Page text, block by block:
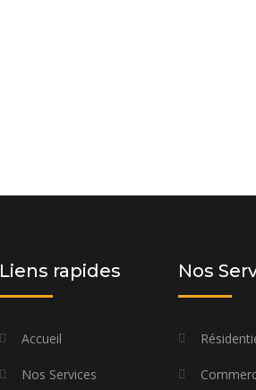
Liens rapides
Accueil
Nos Services
Nos